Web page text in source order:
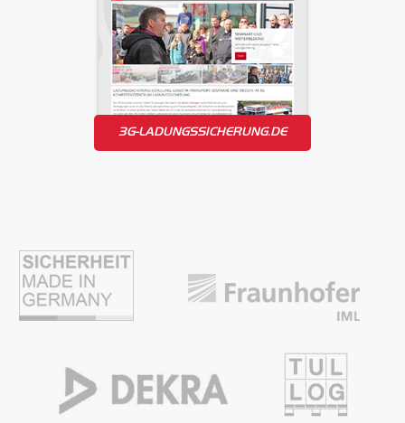
3G-LADUNGSSICHERUNG.DE